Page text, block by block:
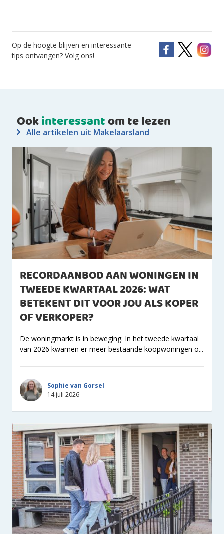
Op de hoogte blijven en interessante
tips ontvangen? Volg ons!
Ookinteressantom te lezen
Alle artikelen uit Makelaarsland
RECORDAANBOD AAN WONINGEN IN
TWEEDE KWARTAAL 2026: WAT
BETEKENT DIT VOOR JOU ALS KOPER
OF VERKOPER?
De woningmarkt is in beweging. In het tweede kwartaal
van 2026 kwamen er meer bestaande koopwoningen o...
Sophie van Gorsel
14 juli 2026